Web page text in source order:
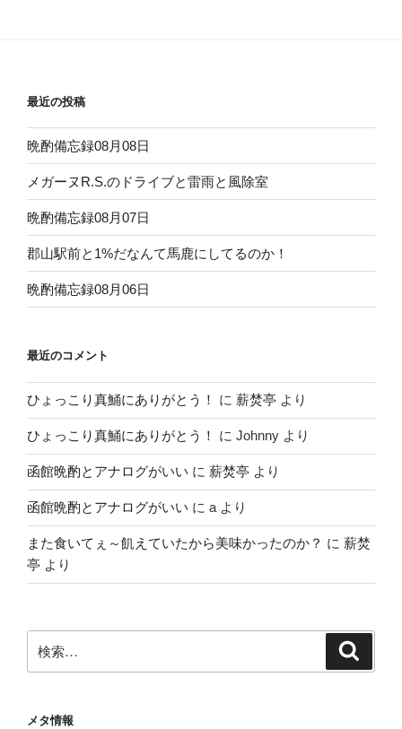
最近の投稿
晩酌備忘録08月08日
メガーヌR.S.のドライブと雷雨と風除室
晩酌備忘録08月07日
郡山駅前と1%だなんて馬鹿にしてるのか！
晩酌備忘録08月06日
最近のコメント
ひょっこり真鯒にありがとう！ に 薪焚亭 より
ひょっこり真鯒にありがとう！ に Johnny より
函館晩酌とアナログがいい に 薪焚亭 より
函館晩酌とアナログがいい に a より
また食いてぇ～飢えていたから美味かったのか？ に 薪焚
亭 より
索:
メタ情報